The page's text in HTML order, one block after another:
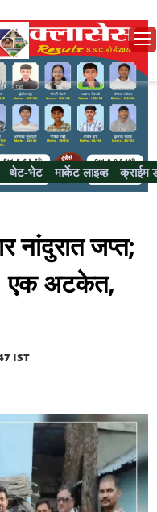
थेट-भेट मार्केट लाइव्ह क्राईम
नांदुरात जप्त;
एक अटकेत,
IST